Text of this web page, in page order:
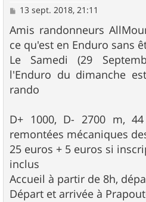
M
s
s
a
g
e
13 sept. 2018, 21:11
Amis randonneurs
ce qu'est en Enduro sans
Le Samedi (29
l'Enduro du dimanche
rando
D+ 1000, D- 2700 m,
remontées mécaniques
25 euros + 5 euros si
inclus
Accueil à partir de 8h,
Départ et arrivée à